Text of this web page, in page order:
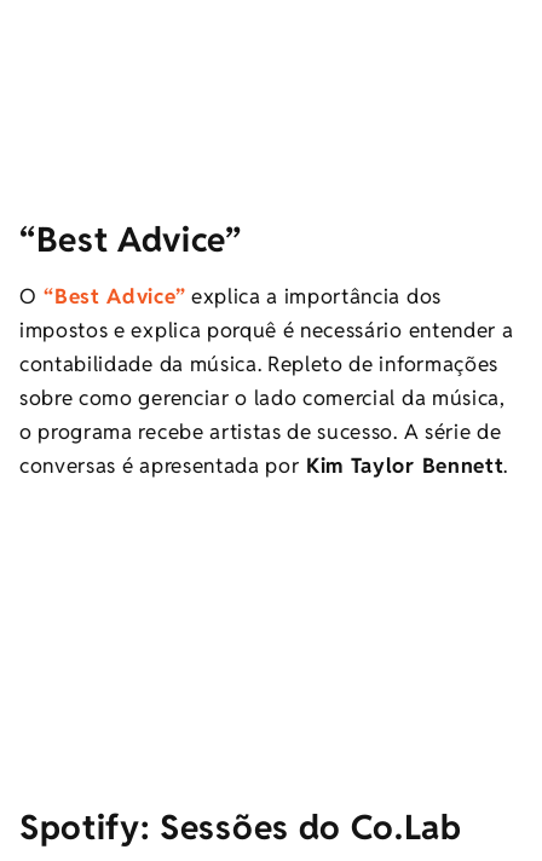
“Best Advice”
O “Best Advice” explica a importância dos
impostos e explica porquê é necessário entender a
contabilidade da música. Repleto de informações ​​
sobre como gerenciar o lado comercial da música,
o programa recebe artistas de sucesso. A série de
conversas é apresentada por Kim Taylor Bennett.
Spotify: Sessões do Co.Lab